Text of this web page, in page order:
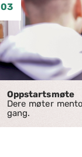
03
Oppstartsmøte
Dere møter
gang.